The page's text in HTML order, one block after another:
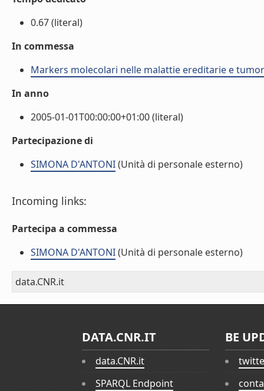
0.67 (literal)
In commessa
Markers molecolari nelle malattie ereditarie e
In anno
2005-01-01T00:00:00+01:00 (literal)
Partecipazione di
SIMONA D'ANTONI(Unità di personale esterno)
Incoming links:
Partecipa a commessa
SIMONA D'ANTONI(Unità di personale esterno)
data.CNR.it
DATA.CNR.IT
data.CNR.it
SPARQL Endpoint
BE